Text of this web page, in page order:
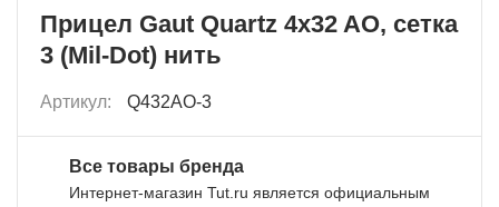
Прицел Gaut Quartz 4x32 AO, сетка
3 (Mil-Dot) нить
Артикул: Q432AO-3
Все товары бренда
Интернет-магазин Tut.ru является официальным